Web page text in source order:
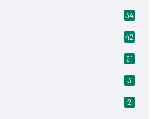
34
42
21
3
2